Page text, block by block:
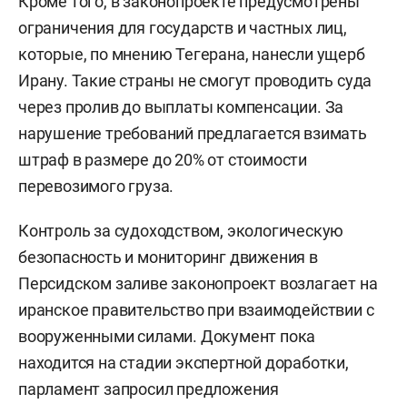
ограничения для государств и частных лиц,
которые, по мнению Тегерана, нанесли ущерб
Ирану. Такие страны не смогут проводить суда
через пролив до выплаты компенсации. За
нарушение требований предлагается взимать
штраф в размере до 20% от стоимости
перевозимого груза.
Контроль за судоходством, экологическую
безопасность и мониторинг движения в
Персидском заливе законопроект возлагает на
иранское правительство при взаимодействии с
вооруженными силами. Документ пока
находится на стадии экспертной доработки,
парламент запросил предложения